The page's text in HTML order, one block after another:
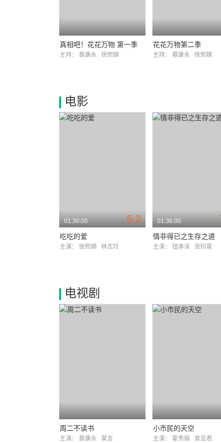
真相吧！花花万物 第一季
主持： 蔡康永 徐熙娣
花花万物第二季
主持： 蔡康永 徐熙娣
电影
5.2
01:30:00
吃吃的爱
主演： 徐熙娣 林志玲
01:36:00
情非得已之生存之道
主演： 钮承泽 张钧甯
电视剧
周二不读书
主演： 蔡康永 莫言
小市民的天空
主演： 霍秀娟 曾亚君